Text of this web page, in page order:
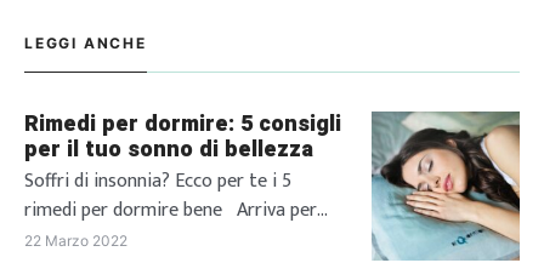
LEGGI ANCHE
Rimedi per dormire: 5 consigli
per il tuo sonno di bellezza
Soffri di insonnia? Ecco per te i 5
rimedi per dormire bene Arriva per
tutti quel fatidico momento della
22 Marzo 2022